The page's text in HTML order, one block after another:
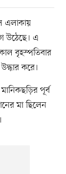
এলাকায়
উঠেছে। এ
বৃহস্পতিবার
করে।
পূর্ব
মা ছিলেন